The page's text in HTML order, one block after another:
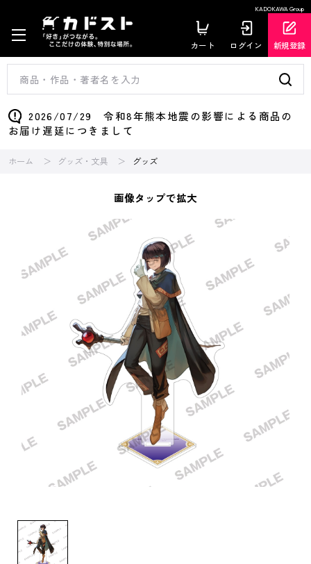
KADOKAWA Group
カート ログイン 新規登録
2026/07/29 令和8年熊本地震の影響による商品の
お届け遅延につきまして
ホーム グッズ・文具 グッズ
画像タップで拡大